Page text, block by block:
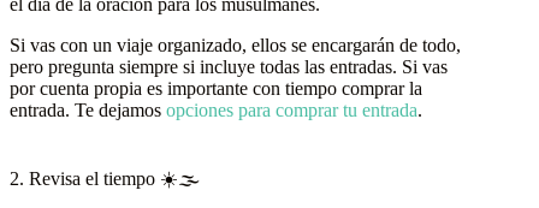
el día de la oración para los musulmanes.
Si vas con un viaje organizado, ellos se encargarán de todo,
pero pregunta siempre si incluye todas las entradas. Si vas
por cuenta propia es importante con tiempo comprar la
entrada. Te dejamos opciones para comprar tu entrada.
2. Revisa el tiempo ☀️🌫️